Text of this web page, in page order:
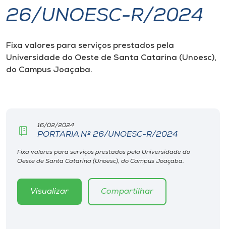
I.nova
Diplomados
Rádio
26/UNOESC-R/2024
Fixa valores para serviços prestados pela
Universidade do Oeste de Santa Catarina (Unoesc),
do Campus Joaçaba.
16/02/2024
PORTARIA Nº 26/UNOESC-R/2024
Fixa valores para serviços prestados pela Universidade do
Oeste de Santa Catarina (Unoesc), do Campus Joaçaba.
Visualizar Compartilhar